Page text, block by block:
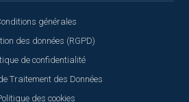
générales
des données (RGPD)
de confidentialité
Traitement des Données
des cookies